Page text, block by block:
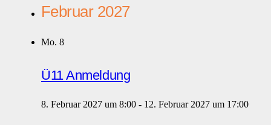
Februar 2027
Mo. 8
Ü11 Anmeldung
8. Februar 2027 um 8:00 - 12. Februar 2027 um 17:00